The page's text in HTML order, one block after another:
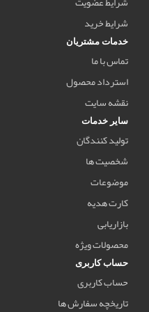
شرایط خرید
خدمات مشتریان
تماس با ما
استرداد محصول
نقشه سایت
سایر خدمات
تولید کنندگان
شخصیت ها
موضوعات
کارت هدیه
بازاریابی
محصولات ویژه
حساب کاربری
حساب کاربری
تاریخچه سفارش ها